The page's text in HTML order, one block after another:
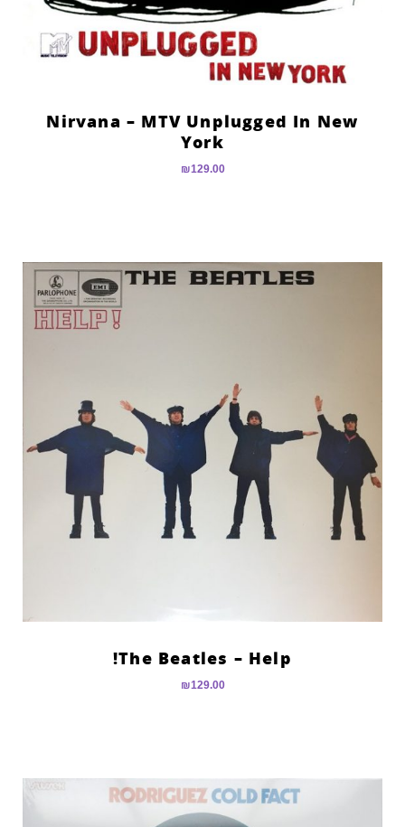
Nirvana – MTV Unplugged In New
York
₪129.00
The Beatles – Help!
₪129.00